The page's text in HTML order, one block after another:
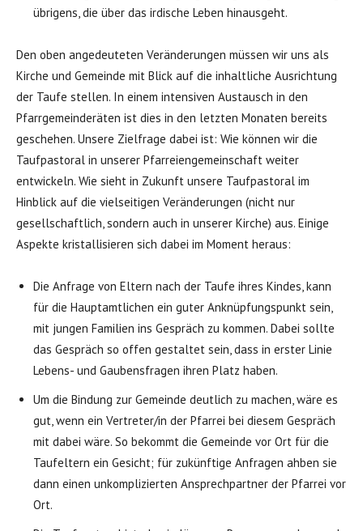
übrigens, die über das irdische Leben hinausgeht.
Den oben angedeuteten Veränderungen müssen wir uns als
Kirche und Gemeinde mit Blick auf die inhaltliche Ausrichtung
der Taufe stellen. In einem intensiven Austausch in den
Pfarrgemeinderäten ist dies in den letzten Monaten bereits
geschehen. Unsere Zielfrage dabei ist: Wie können wir die
Taufpastoral in unserer Pfarreiengemeinschaft weiter
entwickeln. Wie sieht in Zukunft unsere Taufpastoral im
Hinblick auf die vielseitigen Veränderungen (nicht nur
gesellschaftlich, sondern auch in unserer Kirche) aus. Einige
Aspekte kristallisieren sich dabei im Moment heraus:
Die Anfrage von Eltern nach der Taufe ihres Kindes, kann
für die Hauptamtlichen ein guter Anknüpfungspunkt sein,
mit jungen Familien ins Gespräch zu kommen. Dabei sollte
das Gespräch so offen gestaltet sein, dass in erster Linie
Lebens- und Gaubensfragen ihren Platz haben.
Um die Bindung zur Gemeinde deutlich zu machen, wäre es
gut, wenn ein Vertreter/in der Pfarrei bei diesem Gespräch
mit dabei wäre. So bekommt die Gemeinde vor Ort für die
Taufeltern ein Gesicht; für zukünftige Anfragen ahben sie
dann einen unkomplizierten Ansprechpartner der Pfarrei vor
Ort.